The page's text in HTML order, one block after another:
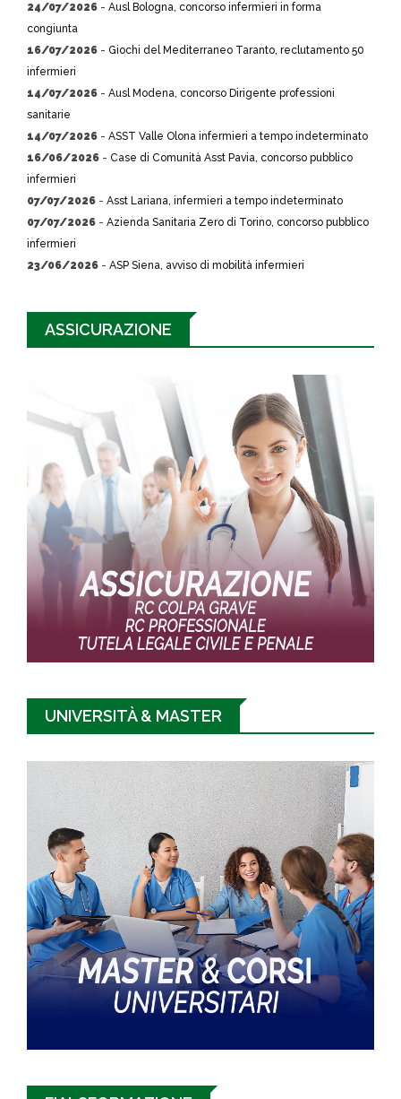
24/07/2026 - Ausl Bologna, concorso infermieri in forma
congiunta
16/07/2026 - Giochi del Mediterraneo Taranto, reclutamento 50
infermieri
14/07/2026 - Ausl Modena, concorso Dirigente professioni
sanitarie
14/07/2026 - ASST Valle Olona infermieri a tempo indeterminato
16/06/2026 - Case di Comunità Asst Pavia, concorso pubblico
infermieri
07/07/2026 - Asst Lariana, infermieri a tempo indeterminato
07/07/2026 - Azienda Sanitaria Zero di Torino, concorso pubblico
infermieri
23/06/2026 - ASP Siena, avviso di mobilità infermieri
ASSICURAZIONE
UNIVERSITÀ & MASTER